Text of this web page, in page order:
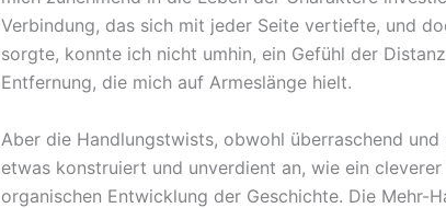
Verbindung, das sich mit jeder Seite vertiefte, und
sorgte, konnte ich nicht umhin, ein Gefühl der
Entfernung, die mich auf Armeslänge hielt.
Aber die Handlungstwists, obwohl überraschend
etwas konstruiert und unverdient an, wie ein
organischen Entwicklung der Geschichte. Die Mehr-